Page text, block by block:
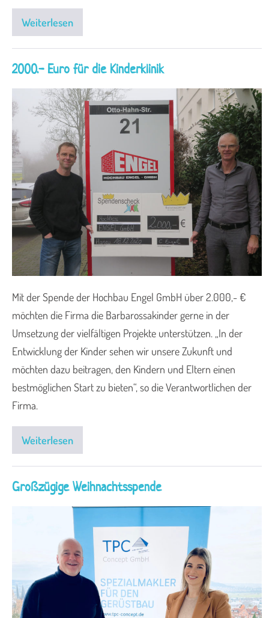
Weiterlesen
2000.- Euro für die Kinderklinik
Mit der Spende der Hochbau Engel GmbH über 2.000,- €
möchten die Firma die Barbarossakinder gerne in der
Umsetzung der vielfältigen Projekte unterstützen. „In der
Entwicklung der Kinder sehen wir unsere Zukunft und
möchten dazu beitragen, den Kindern und Eltern einen
bestmöglichen Start zu bieten“, so die Verantwortlichen der
Firma.
Weiterlesen
Großzügige Weihnachtsspende